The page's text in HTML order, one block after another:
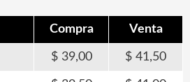
Compra Venta
39,00 41,50